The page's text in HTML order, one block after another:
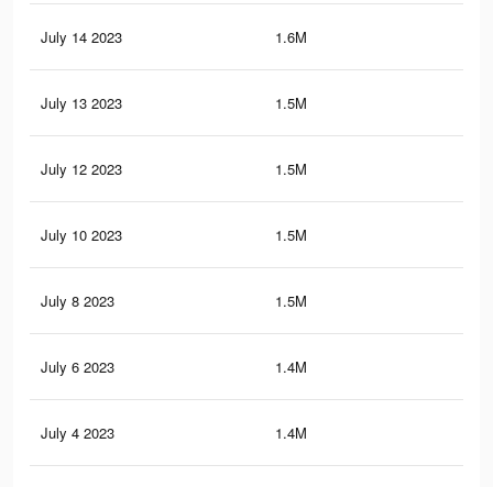
July 14 2023 1.6M
July 13 2023 1.5M
July 12 2023 1.5M
July 10 2023 1.5M
July 8 2023 1.5M
July 6 2023 1.4M
July 4 2023 1.4M